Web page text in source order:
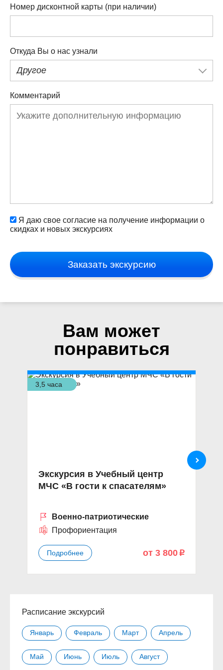
Номер дисконтной карты (при наличии)
Откуда Вы о нас узнали
Другое
Комментарий
Я даю свое согласие на получение информации о
скидках и новых экскурсиях
Заказать экскурсию
Вам может
понравиться
3,5 часа
Экскурсия в Учебный центр
МЧС «В гости к спасателям»
Военно-патриотические
Профориентация
Подробнее от 3 800 p
Расписание экскурсий
Январь Февраль Март Апрель
Май Июнь Июль Август